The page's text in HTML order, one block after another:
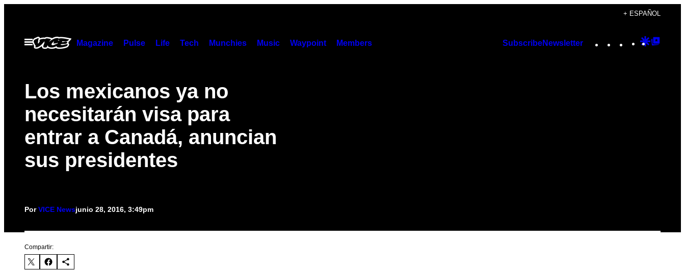
contenido
+ ESPAÑOL
Abrir
Menú
Magazine Pulse Life Tech Munchies Music Waypoint Members SubscribeNewsletter Instagram
TikTok
YouTube
Google
Los mexicanos ya no
necesitarán visa para
entrar a Canadá, anuncian
sus presidentes
PorVICE Newsjunio 28, 2016, 3:49pm
Compartir: